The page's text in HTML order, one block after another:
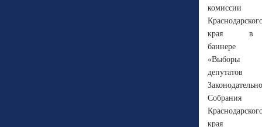
комиссии
края в
баннере
«Выборы
депутатов
Собрания
края